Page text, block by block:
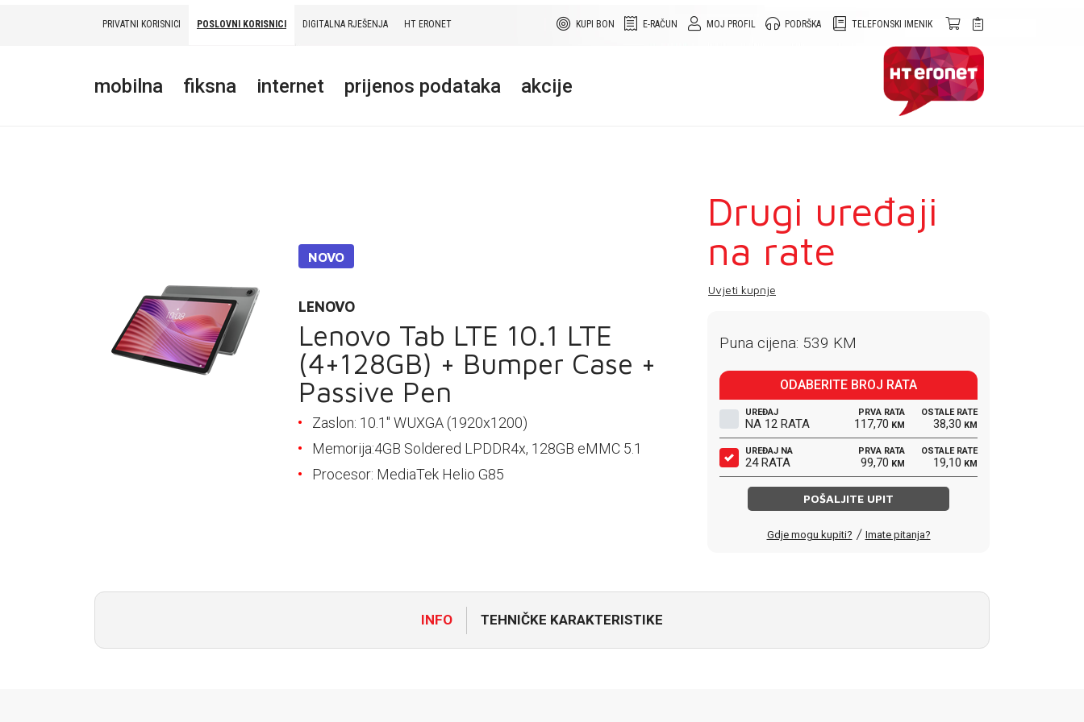
TELEFONSKI IMENIK
PODRŠKA
MOJ PROFIL
E-RAČUN
KUPI BON
PRIVATNI KORISNICI POSLOVNI KORISNICI DIGITALNA RJEŠENJA HT ERONET
mobilna fiksna internet prijenos podataka akcije
NOVO
LENOVO
Lenovo Tab LTE 10.1 LTE
(4+128GB) + Bumper Case +
Passive Pen
Zaslon: 10.1" WUXGA (1920x1200)
Memorija:4GB Soldered LPDDR4x, 128GB eMMC 5.1
Procesor: MediaTek Helio G85
Drugi uređaji
na rate
Uvjeti kupnje
Puna cijena: 539 KM
ODABERITE BROJ RATA
UREĐAJ
NA 12 RATA
PRVA RATA
117,70 KM
OSTALE RATE
38,30 KM
UREĐAJ NA
24 RATA
PRVA RATA
99,70 KM
OSTALE RATE
19,10 KM
POŠALJITE UPIT
Gdje mogu kupiti? / Imate pitanja?
INFO TEHNIČKE KARAKTERISTIKE